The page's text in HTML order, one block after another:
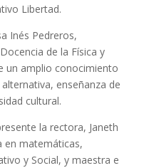
Libertad.
Inés Pedreros,
de la Física y
un amplio conocimiento
enseñanza de
cultural.
la rectora, Janeth
en matemáticas,
y Social, y maestra e